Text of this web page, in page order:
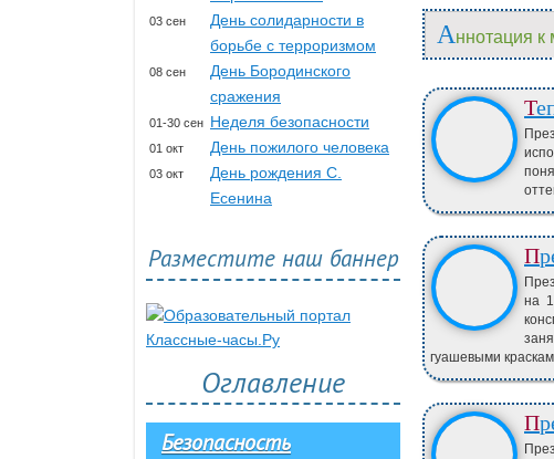
Аннотация к
на
гуашевыми
03 сен
День солидарности в
борьбе с терроризмом
08 сен
День Бородинского
сражения
01-30 сен Неделя безопасности
01 окт День пожилого человека
03 окт
День рождения С.
Есенина
Разместите наш баннер
Оглавление
Безопасность